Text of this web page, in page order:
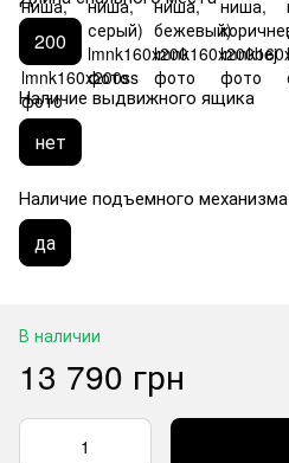
200
Наличие выдвижного ящика
нет
Наличие подъемного механизма
да
В наличии
13 790 грн